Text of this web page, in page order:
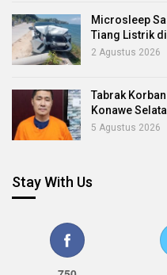
Microsleep
Tiang Listrik
2 Agustus 2026
Tabrak
Konawe
5 Agustus 2026
Stay With Us